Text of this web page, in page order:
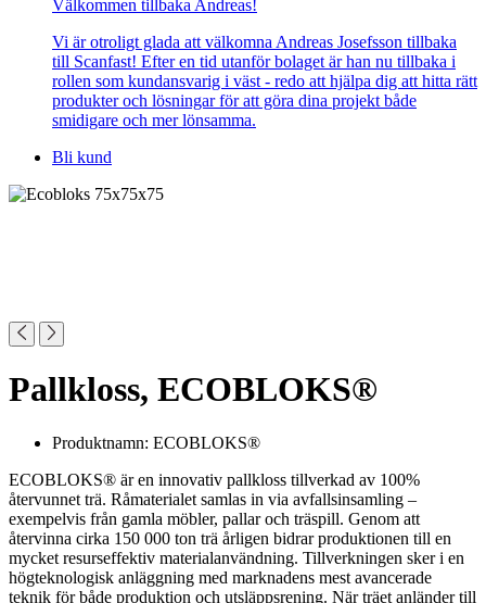
Välkommen tillbaka Andreas!
Vi är otroligt glada att välkomna Andreas Josefsson tillbaka
till Scanfast! Efter en tid utanför bolaget är han nu tillbaka i
rollen som kundansvarig i väst - redo att hjälpa dig att hitta rätt
produkter och lösningar för att göra dina projekt både
smidigare och mer lönsamma.
Bli kund
Pallkloss, ECOBLOKS®
Produktnamn: ECOBLOKS®
ECOBLOKS® är en innovativ pallkloss tillverkad av 100%
återvunnet trä. Råmaterialet samlas in via avfallsinsamling –
exempelvis från gamla möbler, pallar och träspill. Genom att
återvinna cirka 150 000 ton trä årligen bidrar produktionen till en
mycket resurseffektiv materialanvändning. Tillverkningen sker i en
högteknologisk anläggning med marknadens mest avancerade
teknik för både produktion och utsläppsrening. När träet anländer till